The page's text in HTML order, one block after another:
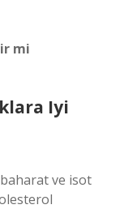
mi
Iyi
ve isot